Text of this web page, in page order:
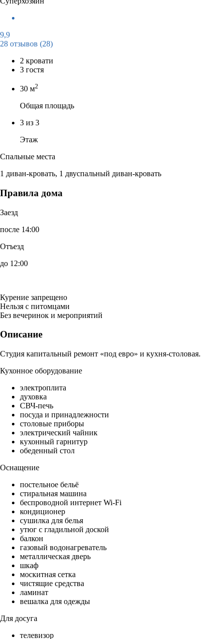
9,9
28 отзывов (28)
2 кровати
3 гостя
30 м2
Общая площадь
3 из 3
Этаж
Спальные места
1 диван-кровать, 1 двуспальный диван-кровать
Правила дома
Заезд
после 14:00
Отъезд
до 12:00
Курение запрещено
Нельзя с питомцами
Без вечеринок и мероприятий
Описание
Студия капитальный ремонт «под евро» и кухня-столовая.
Кухонное оборудование
электроплита
духовка
СВЧ-печь
посуда и принадлежности
столовые приборы
электрический чайник
кухонный гарнитур
обеденный стол
Оснащение
постельное бельё
стиральная машина
беспроводной интернет Wi-Fi
кондиционер
сушилка для белья
утюг с гладильной доской
балкон
газовый водонагреватель
металлическая дверь
шкаф
москитная сетка
чистящие средства
ламинат
вешалка для одежды
Для досуга
телевизор